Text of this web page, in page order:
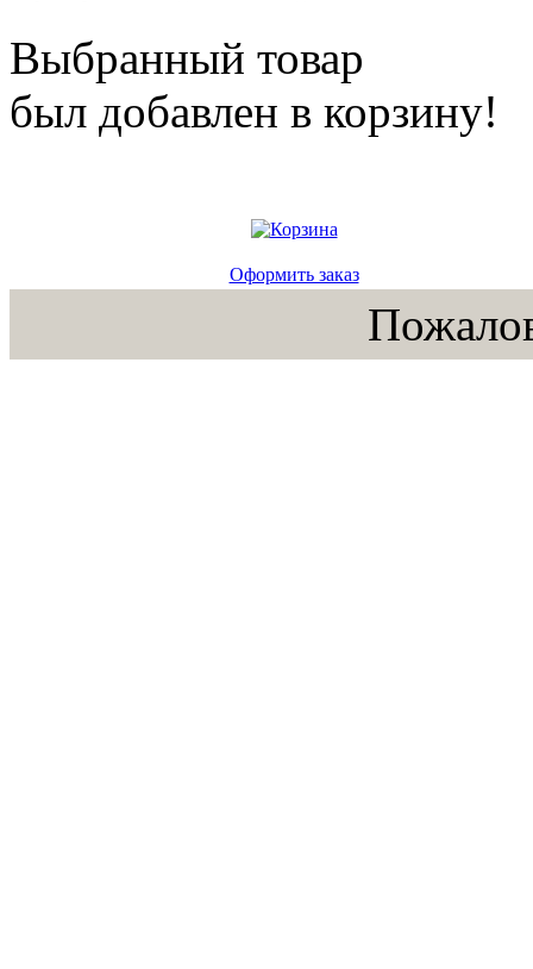
Выбранный товар
был добавлен в корзину!
Оформить заказ